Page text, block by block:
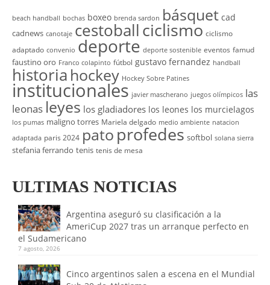
beach handball bochas boxeo brenda sardon básquet cad
cadnews canotaje cestoballciclismo ciclismo
adaptado convenio deporte deporte sostenible eventos famud
faustino oro Franco colapinto fútbol gustavo fernandez handball
historia hockey Hockey Sobre Patines
institucionales javier mascherano juegos olímpicos las
leonas leyes los gladiadores los leones los murcielagos
los pumas maligno torres Mariela delgado medio ambiente natacion
adaptada paris 2024 pato profedes softbol solana sierra
stefania ferrando tenis tenis de mesa
ULTIMAS NOTICIAS
Argentina aseguró su clasificación a la
AmeriCup 2027 tras un arranque perfecto en
el Sudamericano
7 agosto, 2026
Cinco argentinos salen a escena en el Mundial